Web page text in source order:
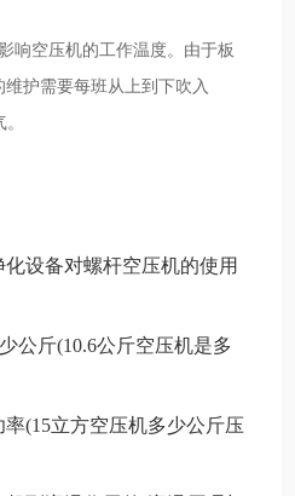
响空压机的工作温度。由于板
护需要每班从上到下吹入
设备对螺杆空压机的使用
公斤(10.6公斤空压机是多
(15立方空压机多少公斤压